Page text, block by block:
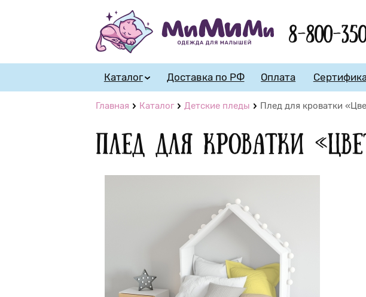
8-800-
Каталог Доставка по РФ Оплата
Главная Каталог Детские пледы Плед для кроватки
Плед для кроватки